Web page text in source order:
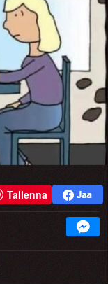
Tallenna